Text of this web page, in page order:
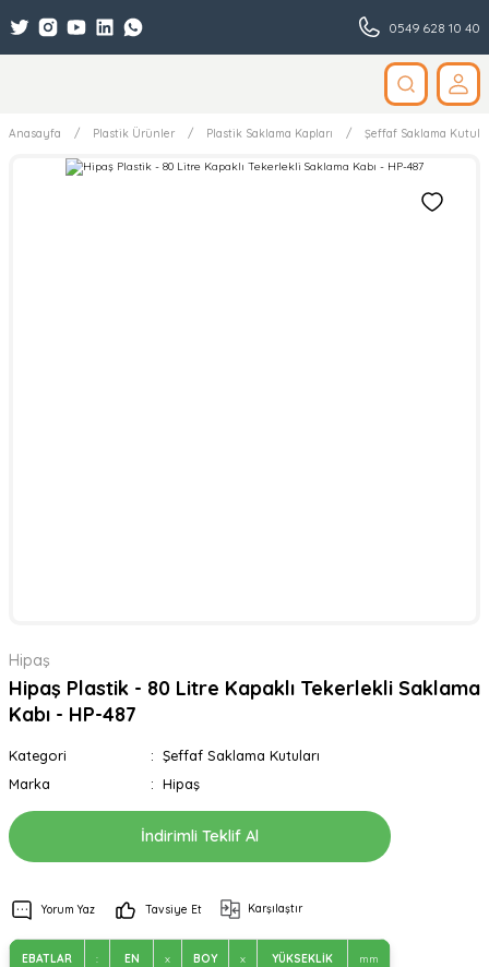
0549 628 10 40
Anasayfa Plastik Ürünler Plastik Saklama Kapları Şeffaf Saklama
Hipaş
Hipaş Plastik - 80 Litre Kapaklı Tekerlekli Saklama
Kabı - HP-487
Kategori
Şeffaf Saklama Kutuları
Marka
Hipaş
İndirimli Teklif Al
Yorum Yaz Tavsiye Et Karşılaştır
EBATLAR : EN x BOY x YÜKSEKLİK mm